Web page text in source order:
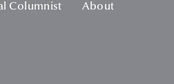
Columnist
About